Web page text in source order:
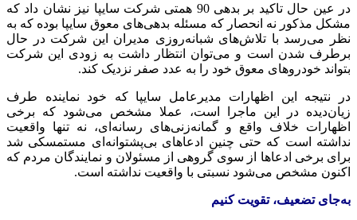
در عین حال تاکید بر بدهی 90 همتی شرکت سایپا نیز نشان داد که
مشکل مذکور نه انحصار که مسئله بدهی‌های معوق سایپا بوده که به
نظر می‌رسد با تلاش‌های شبانه‌روزی مدیران این شرکت در حال
برطرف شدن است و می‌توان انتظار داشت به زودی این شرکت
بتواند خودروهای معوق خود را به عدد صفر نزدیک کند.
در نتیجه این اظهارات مدیرعامل سایپا که خود نماینده طرف
زیان‌دیده در این ماجرا است، عملا مشخص می‌شود که برخی
اظهارات خلاف واقع و گمانه‌زنی‌های رسانه‌ای، نه تنها واقعیت
نداشته است که حتی چنین ادعاهای بی‌پشتوانه‌ای مستمسکی شد
برای برخی ادعاها از سوی گروهی از مسئولان و نمایندگان مردم که
اکنون مشخص می‌شود نسبتی با واقعیت نداشته‌ است.
به‌جای تضعیف، تقویت کنیم